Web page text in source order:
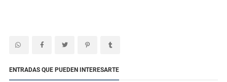
ENTRADAS QUE PUEDEN INTERESARTE